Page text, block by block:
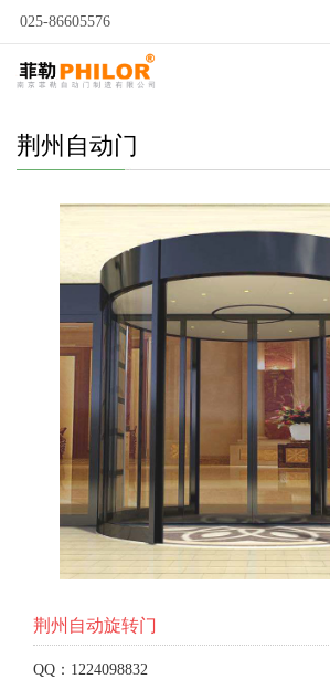
025-86605576
自动门
荆州自动门
荆州自动旋转门
QQ：1224098832